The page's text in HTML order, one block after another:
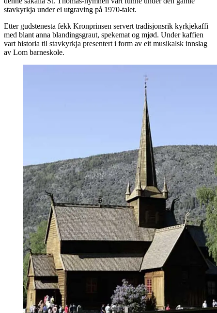
stavkyrkja under ei utgraving på 1970-talet.
Etter gudstenesta fekk Kronprinsen servert tradisjonsrik kyrkjekaffi
med blant anna blandingsgraut, spekemat og mjød. Under kaffien
vart historia til stavkyrkja presentert i form av eit musikalsk innslag
av Lom barneskole.